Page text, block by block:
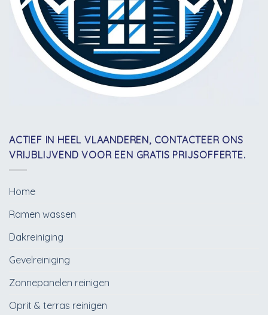
ACTIEF IN HEEL VLAANDEREN, CONTACTEER ONS
VRIJBLIJVEND VOOR EEN GRATIS PRIJSOFFERTE.
Home
Ramen wassen
Dakreiniging
Gevelreiniging
Zonnepanelen reinigen
Oprit & terras reinigen